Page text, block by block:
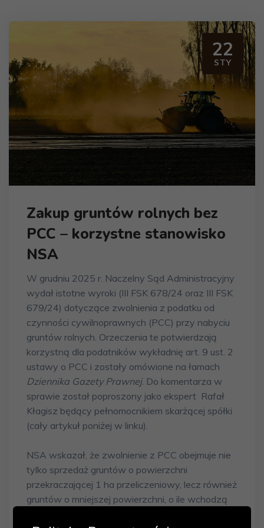
22
STY
Zakup gruntów rolnych bez
PCC – korzystne stanowisko
NSA
W grudniu 2025 r. Naczelny Sąd Administracyjny
wydał istotne wyroki (III FSK 678/24 oraz III FSK
679/24) dotyczące zwolnienia z podatku od
czynności cywilnoprawnych (PCC) przy nabyciu
gruntów rolnych. Orzeczenia te potwierdzają
korzystną dla podatników wykładnię art. 9 ust. 2
ustawy o PCC i zostały omówione na łamach
Dziennika Gazety Prawnej. Do komentarza w
sprawie został poproszony jako ekspert Rafał
Kłagisz będący pełnomocnikiem skarżącej spółki
(cały artykuł poniżej w linku).
NSA wskazał, że zwolnienie z PCC obejmuje nie
tylko sprzedaż gruntów o powierzchni
przekraczającej 1 ha przeliczeniowy, lecz również
gruntów o mniejszej powierzchni, o ile wchodzą